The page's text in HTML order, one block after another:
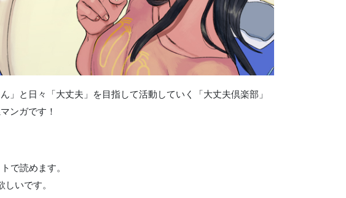
」と日々「大丈夫」を目指して活動していく「大丈夫倶楽部」
ンガです！
で読めます。
いです。